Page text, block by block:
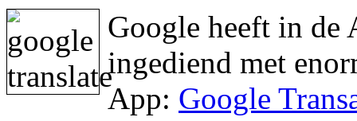
Google heeft in de
ingediend met
App: Google